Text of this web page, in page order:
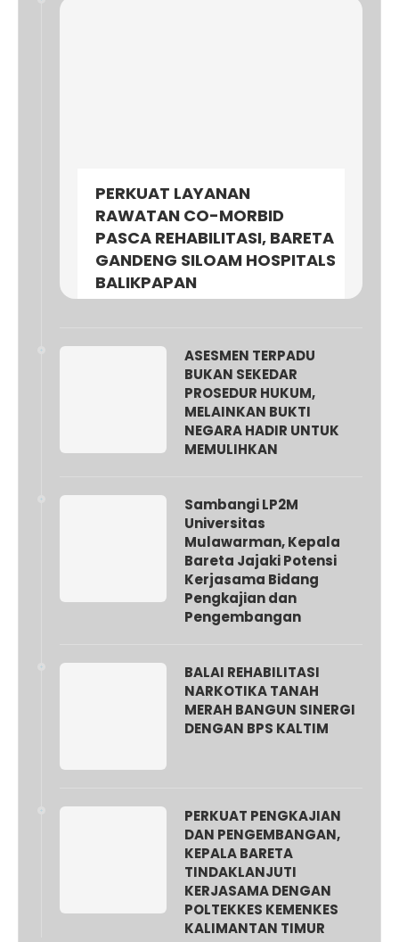
PERKUAT LAYANAN
RAWATAN CO-MORBID
PASCA REHABILITASI, BARETA
GANDENG SILOAM HOSPITALS
BALIKPAPAN
ASESMEN TERPADU
BUKAN SEKEDAR
PROSEDUR HUKUM,
MELAINKAN BUKTI
NEGARA HADIR UNTUK
MEMULIHKAN
Sambangi LP2M
Universitas
Mulawarman, Kepala
Bareta Jajaki Potensi
Kerjasama Bidang
Pengkajian dan
Pengembangan
BALAI REHABILITASI
NARKOTIKA TANAH
MERAH BANGUN SINERGI
DENGAN BPS KALTIM
PERKUAT PENGKAJIAN
DAN PENGEMBANGAN,
KEPALA BARETA
TINDAKLANJUTI
KERJASAMA DENGAN
POLTEKKES KEMENKES
KALIMANTAN TIMUR